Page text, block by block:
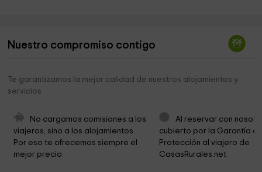
Concello de Cee 8,3 km
Helipuerto Hospital Virxe da Xunqueira
Monumento os defensores das liberdades.
Fuente San Pedro Martir
Capilla de San Antonio 8,7 km
Nuestro compromiso contigo
Te garantizamos la mejor calidad de nuestros alojamientos y
servicios
No cargamos comisiones a los
viajeros, sino a los alojamientos.
Por eso te ofrecemos siempre el
mejor precio.
Al reservar con
cubierto por la Garantía
Protección al viajero de
CasasRurales.net